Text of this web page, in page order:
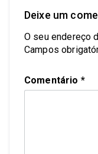
Deixe um
O seu endereço
Campos
Comentário *